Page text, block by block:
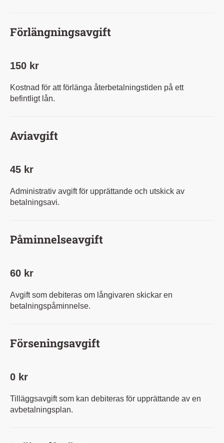
Förlängningsavgift
150 kr
Kostnad för att förlänga återbetalningstiden på ett
befintligt lån.
Aviavgift
45 kr
Administrativ avgift för upprättande och utskick av
betalningsavi.
Påminnelseavgift
60 kr
Avgift som debiteras om långivaren skickar en
betalningspåminnelse.
Förseningsavgift
0 kr
Tilläggsavgift som kan debiteras för upprättande av en
avbetalningsplan.